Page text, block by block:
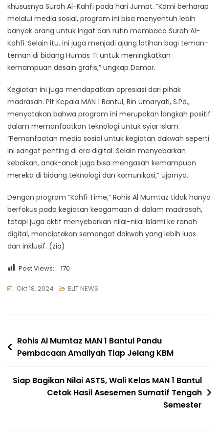
khususnya Surah Al-Kahfi pada hari Jumat. “Kami berharap
melalui media sosial, program ini bisa menyentuh lebih
banyak orang untuk ingat dan rutin membaca Surah Al-
Kahfi. Selain itu, ini juga menjadi ajang latihan bagi teman-
teman di bidang Humas TI untuk meningkatkan
kemampuan desain grafis,” ungkap Damar.
Kegiatan ini juga mendapatkan apresiasi dari pihak
madrasah. Plt Kepala MAN 1 Bantul, Bin Umaryati, S.Pd.,
menyatakan bahwa program ini merupakan langkah positif
dalam memanfaatkan teknologi untuk syiar Islam.
“Pemanfaatan media sosial untuk kegiatan dakwah seperti
ini sangat penting di era digital. Selain menyebarkan
kebaikan, anak-anak juga bisa mengasah kemampuan
mereka di bidang teknologi dan komunikasi,” ujarnya.
Dengan program “Kahfi Time,” Rohis Al Mumtaz tidak hanya
berfokus pada kegiatan keagamaan di dalam madrasah,
tetapi juga aktif menyebarkan nilai-nilai Islami ke ranah
digital, menciptakan semangat dakwah yang lebih luas
dan inklusif. (zia)
Post Views: 170
Okt 18, 2024 ELIT NEWS
Navigasi
pos
Rohis Al Mumtaz MAN 1 Bantul Pandu
Pembacaan Amaliyah Tiap Jelang KBM
Siap Bagikan Nilai ASTS, Wali Kelas MAN 1 Bantul
Cetak Hasil Asesemen Sumatif Tengah
Semester